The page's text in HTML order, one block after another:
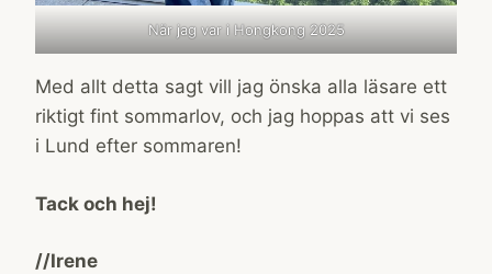
När jag var i Hongkong 2025
Med allt detta sagt vill jag önska alla läsare ett
riktigt fint sommarlov, och jag hoppas att vi ses
i Lund efter sommaren!
Tack och hej!
//Irene